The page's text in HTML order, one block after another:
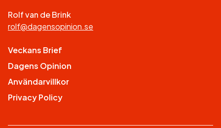
Rolf van de Brink
rolf@dagensopinion.se
Veckans Brief
Dagens Opinion
Användarvillkor
Privacy Policy